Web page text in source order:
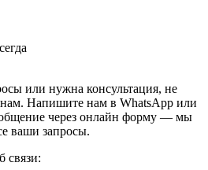
или нужна консультация, не
нам. Напишите нам в WhatsApp или
через онлайн форму — мы
ваши запросы.
связи: